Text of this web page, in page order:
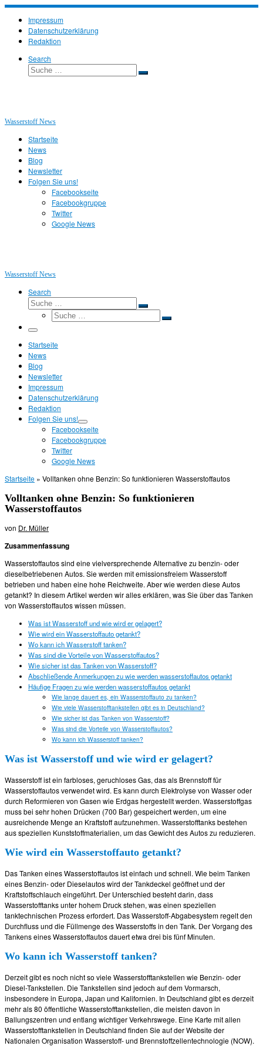
Zum
Inhalt
springen
Impressum
Datenschutzerklärung
Redaktion
Search
Suche
Suche
Wasserstoff News
Startseite
News
Blog
Newsletter
Folgen Sie uns!
Facebookseite
Facebookgruppe
Twitter
Google News
Wasserstoff News
Search
Suche
Suche
Suche
Suche
Menü
Startseite
News
Blog
Newsletter
Impressum
Datenschutzerklärung
Redaktion
Folgen Sie uns!
Facebookseite
Facebookgruppe
Twitter
Google News
Startseite » Volltanken ohne Benzin: So funktionieren Wasserstoffautos
Volltanken ohne Benzin: So funktionieren
Wasserstoffautos
von Dr. Müller
Zusammenfassung
Wasserstoffautos sind eine vielversprechende Alternative zu benzin- oder
dieselbetriebenen Autos. Sie werden mit emissionsfreiem Wasserstoff
betrieben und haben eine hohe Reichweite. Aber wie werden diese Autos
getankt? In diesem Artikel werden wir alles erklären, was Sie über das Tanken
von Wasserstoffautos wissen müssen.
Was ist Wasserstoff und wie wird er gelagert?
Wie wird ein Wasserstoffauto getankt?
Wo kann ich Wasserstoff tanken?
Was sind die Vorteile von Wasserstoffautos?
Wie sicher ist das Tanken von Wasserstoff?
Abschließende Anmerkungen zu wie werden wasserstoffautos getankt
Häufige Fragen zu wie werden wasserstoffautos getankt
Wie lange dauert es, ein Wasserstoffauto zu tanken?
Wie viele Wasserstofftankstellen gibt es in Deutschland?
Wie sicher ist das Tanken von Wasserstoff?
Was sind die Vorteile von Wasserstoffautos?
Wo kann ich Wasserstoff tanken?
Was ist Wasserstoff und wie wird er gelagert?
Wasserstoff ist ein farbloses, geruchloses Gas, das als Brennstoff für
Wasserstoffautos verwendet wird. Es kann durch Elektrolyse von Wasser oder
durch Reformieren von Gasen wie Erdgas hergestellt werden. Wasserstoffgas
muss bei sehr hohen Drücken (700 Bar) gespeichert werden, um eine
ausreichende Menge an Kraftstoff aufzunehmen. Wasserstofftanks bestehen
aus speziellen Kunststoffmaterialien, um das Gewicht des Autos zu reduzieren.
Wie wird ein Wasserstoffauto getankt?
Das Tanken eines Wasserstoffautos ist einfach und schnell. Wie beim Tanken
eines Benzin- oder Dieselautos wird der Tankdeckel geöffnet und der
Kraftstoffschlauch eingeführt. Der Unterschied besteht darin, dass
Wasserstofftanks unter hohem Druck stehen, was einen speziellen
tanktechnischen Prozess erfordert. Das Wasserstoff-Abgabesystem regelt den
Durchfluss und die Füllmenge des Wasserstoffs in den Tank. Der Vorgang des
Tankens eines Wasserstoffautos dauert etwa drei bis fünf Minuten.
Wo kann ich Wasserstoff tanken?
Derzeit gibt es noch nicht so viele Wasserstofftankstellen wie Benzin- oder
Diesel-Tankstellen. Die Tankstellen sind jedoch auf dem Vormarsch,
insbesondere in Europa, Japan und Kalifornien. In Deutschland gibt es derzeit
mehr als 80 öffentliche Wasserstofftankstellen, die meisten davon in
Ballungszentren und entlang wichtiger Verkehrswege. Eine Karte mit allen
Wasserstofftankstellen in Deutschland finden Sie auf der Website der
Nationalen Organisation Wasserstoff- und Brennstoffzellentechnologie (NOW).